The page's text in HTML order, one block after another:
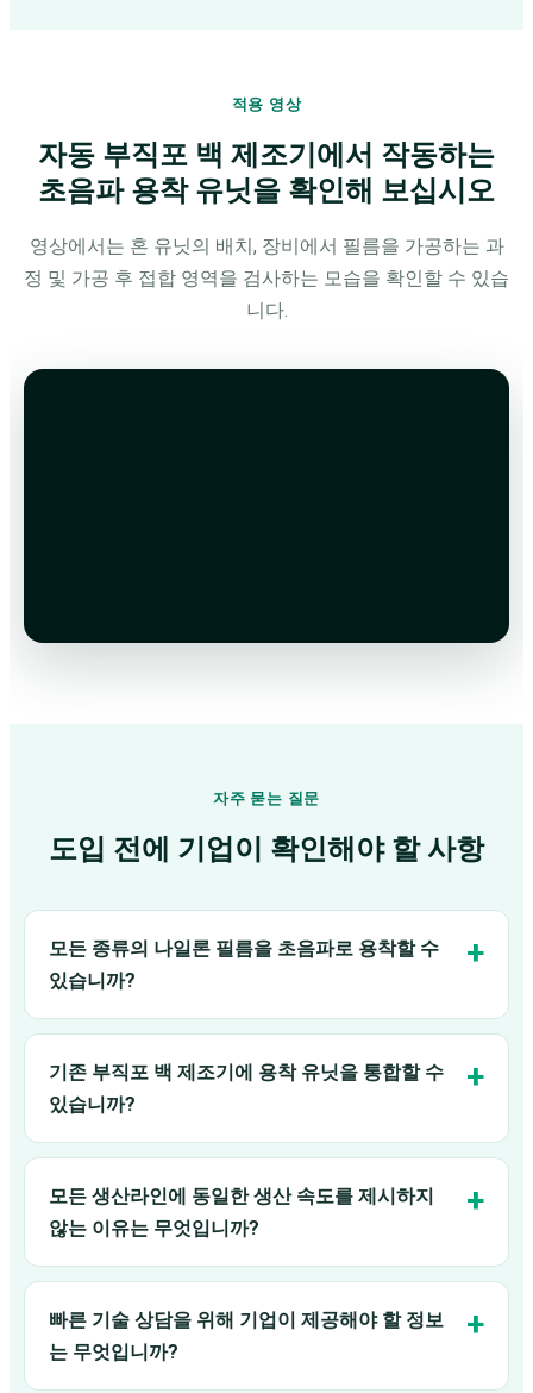
적용 영상
자동 부직포 백 제조기에서 작동하는
초음파 용착 유닛을 확인해 보십시오
영상에서는 혼 유닛의 배치, 장비에서 필름을 가공하는 과
정 및 가공 후 접합 영역을 검사하는 모습을 확인할 수 있습
니다.
자주 묻는 질문
도입 전에 기업이 확인해야 할 사항
모든 종류의 나일론 필름을 초음파로 용착할 수
있습니까?
기존 부직포 백 제조기에 용착 유닛을 통합할 수
있습니까?
모든 생산라인에 동일한 생산 속도를 제시하지
않는 이유는 무엇입니까?
빠른 기술 상담을 위해 기업이 제공해야 할 정보
는 무엇입니까?